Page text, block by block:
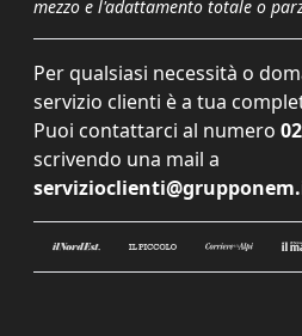
mezzo e l'adattamento totale o
Per qualsiasi necessità o
servizio clienti è a tua
Puoi contattarci al numero
scrivendo una mail a